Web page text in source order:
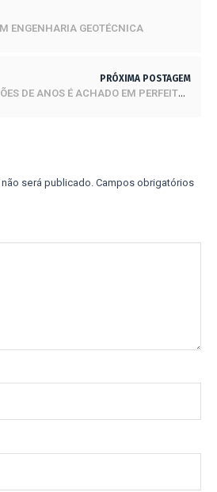
ENGENHARIA GEOTÉCNICA
PRÓXIMA POSTAGEM
TESTÍCULO DE 50 MILHÕES DE ANOS É ACHADO EM PERFEITO ESTADO DE CONSERVAÇÃO
será publicado. Campos obrigatórios